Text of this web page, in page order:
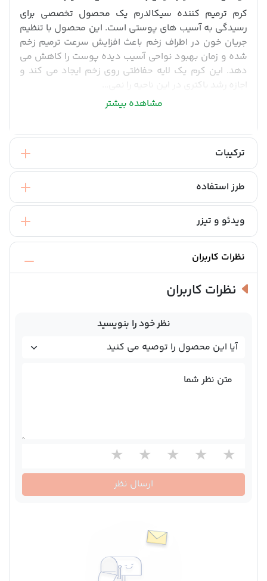
کرم ترمیم کننده سیکالدرم یک محصول تخصصی برای
رسیدگی به آسیب های پوستی است. این محصول با تنظیم
جریان خون در اطراف زخم باعث افزایش سرعت ترمیم زخم
شده و زمان بهبود نواحی آسیب دیده پوست را کاهش می
دهد. این کرم یک لایه حفاظتی روی زخم ایجاد می کند و
اجازه رشد باکتری در این ناحیه را نمی...
مشاهده بیشتر
ترکیبات
طرز استفاده
ویدئو و تیزر
نظرات کاربران
نظرات کاربران
نظر خود را بنویسید
متن نظر شما
ارسال نظر